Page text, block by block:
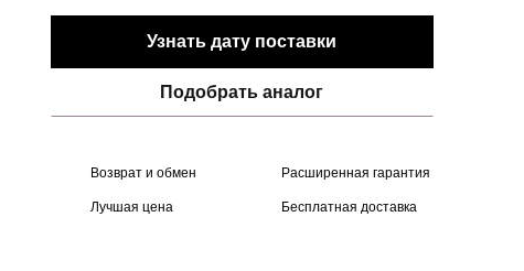
Узнать дату поставки
Подобрать аналог
Возврат и обмен Расширенная гарантия
Лучшая цена Бесплатная доставка